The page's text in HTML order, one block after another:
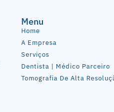
Menu
Home
A Empresa
Serviços
Dentista | Médico Parceiro
Tomografia De Alta